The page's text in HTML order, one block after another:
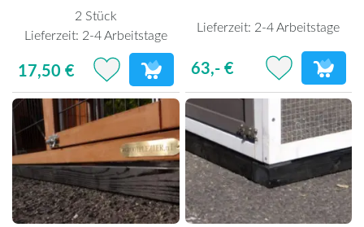
2 Stück
Lieferzeit: 2-4 Arbeitstage
17,50 €
Lieferzeit: 2-4 Arbeitstage
63,- €